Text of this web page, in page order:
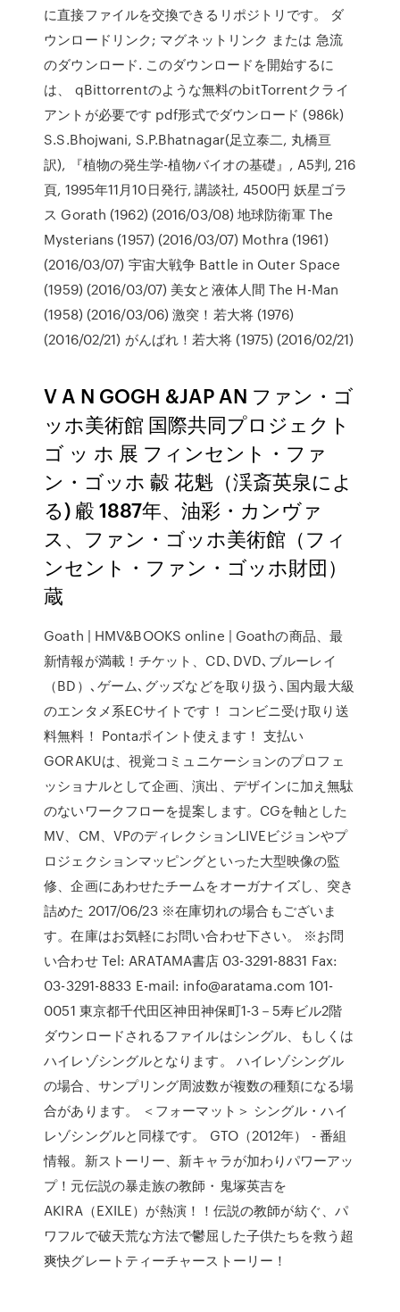
に直接ファイルを交換できるリポジトリです。 ダ
ウンロードリンク; マグネットリンク または 急流
のダウンロード. このダウンロードを開始するに
は、 qBittorrentのような無料のbitTorrentクライ
アントが必要です pdf形式でダウンロード (986k)
S.S.Bhojwani, S.P.Bhatnagar(足立泰二, 丸橋亘
訳), 『植物の発生学-植物バイオの基礎』, A5判, 216
頁, 1995年11月10日発行, 講談社, 4500円 妖星ゴラ
ス Gorath (1962) (2016/03/08) 地球防衛軍 The
Mysterians (1957) (2016/03/07) Mothra (1961)
(2016/03/07) 宇宙大戦争 Battle in Outer Space
(1959) (2016/03/07) 美女と液体人間 The H-Man
(1958) (2016/03/06) 激突！若大将 (1976)
(2016/02/21) がんばれ！若大将 (1975) (2016/02/21)
V A N GOGH &JAP AN ファン・ゴ
ッホ美術館 国際共同プロジェクト
ゴ ッ ホ 展 フィンセント・ファ
ン・ゴッホ 㲉 花魁（渓斎英泉によ
る) 㲊 1887年、油彩・カンヴァ
ス、ファン・ゴッホ美術館（フィ
ンセント・ファン・ゴッホ財団）
蔵
Goath | HMV&BOOKS online | Goathの商品、最
新情報が満載！チケット、CD､DVD､ブルーレイ
（BD）､ゲーム､グッズなどを取り扱う､国内最大級
のエンタメ系ECサイトです！ コンビニ受け取り送
料無料！ Pontaポイント使えます！ 支払い
GORAKUは、視覚コミュニケーションのプロフェ
ッショナルとして企画、演出、デザインに加え無駄
のないワークフローを提案します。CGを軸とした
MV、CM、VPのディレクションLIVEビジョンやプ
ロジェクションマッピングといった大型映像の監
修、企画にあわせたチームをオーガナイズし、突き
詰めた 2017/06/23 ※在庫切れの場合もございま
す。在庫はお気軽にお問い合わせ下さい。 ※お問
い合わせ Tel: ARATAMA書店 03-3291-8831 Fax:
03-3291-8833 E-mail: info@aratama.com 101-
0051 東京都千代田区神田神保町1-3－5寿ビル2階
ダウンロードされるファイルはシングル、もしくは
ハイレゾシングルとなります。 ハイレゾシングル
の場合、サンプリング周波数が複数の種類になる場
合があります。 ＜フォーマット＞ シングル・ハイ
レゾシングルと同様です。 GTO（2012年） - 番組
情報。新ストーリー、新キャラが加わりパワーアッ
プ！元伝説の暴走族の教師・鬼塚英吉を
AKIRA（EXILE）が熱演！！伝説の教師が紡ぐ、パ
ワフルで破天荒な方法で鬱屈した子供たちを救う超
爽快グレートティーチャーストーリー！